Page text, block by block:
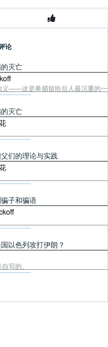
论
灭亡
义——这是希腊留给后人最沉重的
灭亡
们的理论与实践
子和骗语
以色列攻打伊朗？
写的。